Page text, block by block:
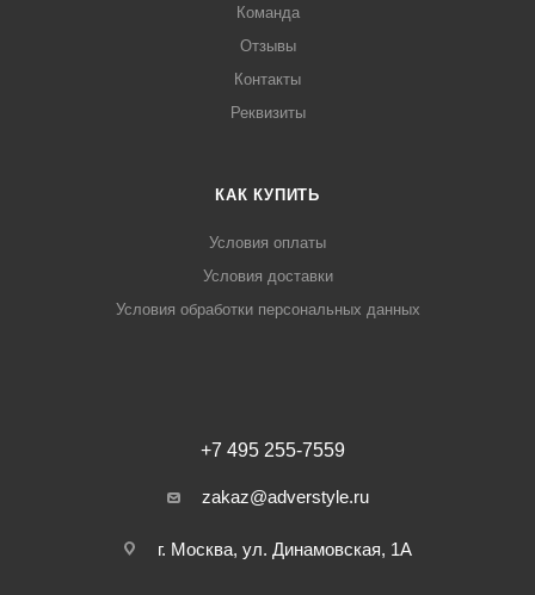
Команда
Отзывы
Контакты
Реквизиты
КАК КУПИТЬ
Условия оплаты
Условия доставки
Условия обработки персональных данных
+7 495 255-7559
zakaz@adverstyle.ru
г. Москва, ул. Динамовская, 1А